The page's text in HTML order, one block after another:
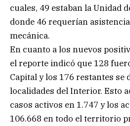
cuales, 49 estaban la Unidad
donde 46 requerían
mecánica.
En cuanto a los nuevos
el reporte indicó que 128
Capital y los 176 restantes
localidades del Interior. Esto
casos activos en 1.747 y los
106.668 en todo el territorio